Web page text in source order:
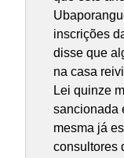
inscrições
disse que
na casa
Lei quinze
sancionada
mesma já
consultores